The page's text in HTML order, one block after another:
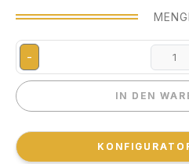
-
IN DEN
IN DEN